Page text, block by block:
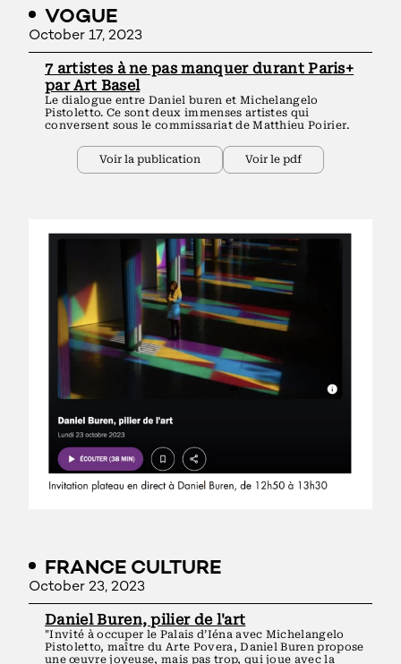
VOGUE
October 17, 2023
7 artistes à ne pas manquer durant Paris+
par Art Basel
Le dialogue entre Daniel buren et Michelangelo
Pistoletto. Ce sont deux immenses artistes qui
conversent sous le commissariat de Matthieu Poirier.
Voir la publication Voir le pdf
FRANCE CULTURE
October 23, 2023
Daniel Buren, pilier de l'art
"Invité à occuper le Palais d’Iéna avec Michelangelo
Pistoletto, maître du Arte Povera, Daniel Buren propose
une œuvre joyeuse, mais pas trop, qui joue avec la